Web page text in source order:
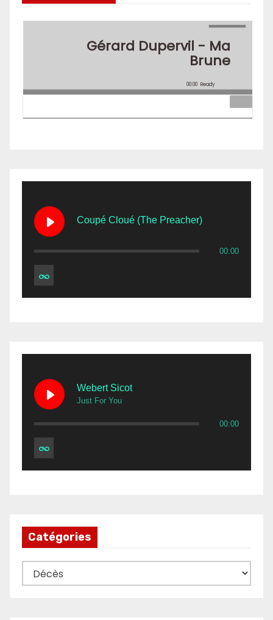
Gérard Dupervil - Ma
Brune
00:00 Ready
Coupé Cloué (The Preacher)
00:00
Webert Sicot
Just For You
00:00
Catégories
Catégories